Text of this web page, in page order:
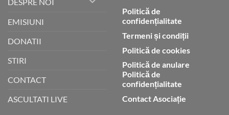
EMISIUNI
DONATII
STIRI
CONTACT
ASCULTATI LIVE
Politică de
confidențialitate
Termeni și condiții
Politică de cookies
Politică de anulare
Politică de
confidențialitate
Contact Asociație